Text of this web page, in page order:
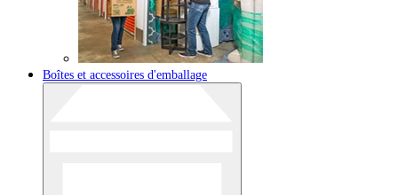
Boîtes et accessoires d'emballage